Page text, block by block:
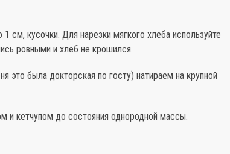
см, кусочки. Для нарезки мягкого хлеба используйте
ровными и хлеб не крошился.
это была докторская по госту) натираем на крупной
и кетчупом до состояния однородной массы.